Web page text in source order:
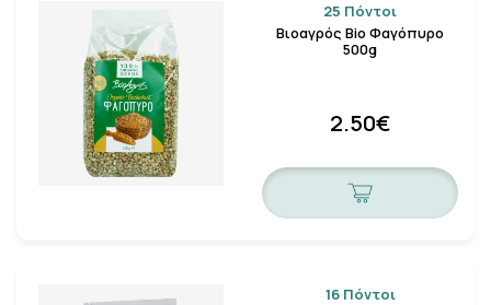
25 Πόντοι
Βιοαγρός Bio Φαγόπυρο
500g
2.50€
16 Πόντοι